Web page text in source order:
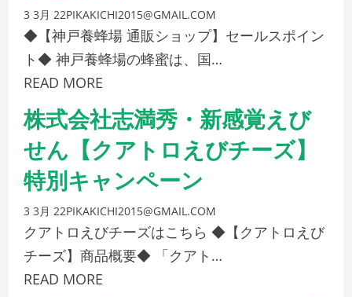
3 3月 22PIKAKICHI2015@GMAIL.COM
◆【神戸養蜂場 通販ショップ】セールスポイン
ト◆ 神戸養蜂場の蜂蜜は、国…
READ MORE
株式会社志満秀・新感覚えび
せん【クアトロえびチーズ】
特別キャンペーン
3 3月 22PIKAKICHI2015@GMAIL.COM
クアトロえびチーズはこちら ◆【クアトロえび
チーズ】商品概要◆ 「クアト…
READ MORE